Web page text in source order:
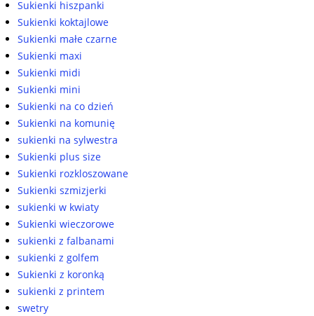
Sukienki hiszpanki
Sukienki koktajlowe
Sukienki małe czarne
Sukienki maxi
Sukienki midi
Sukienki mini
Sukienki na co dzień
Sukienki na komunię
sukienki na sylwestra
Sukienki plus size
Sukienki rozkloszowane
Sukienki szmizjerki
sukienki w kwiaty
Sukienki wieczorowe
sukienki z falbanami
sukienki z golfem
Sukienki z koronką
sukienki z printem
swetry